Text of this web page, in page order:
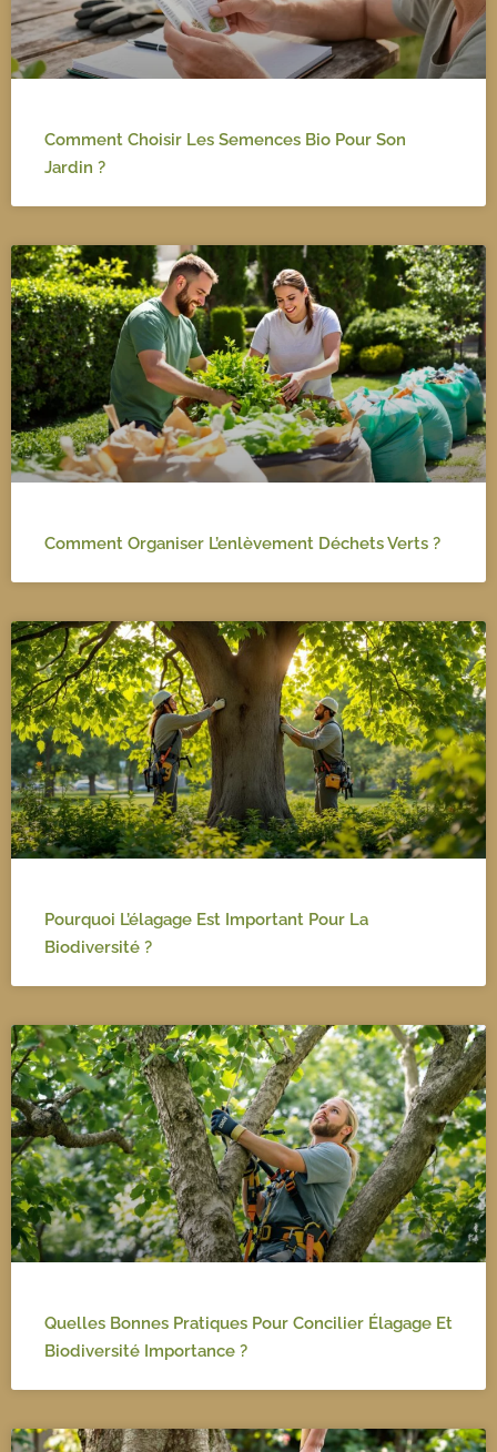
Comment Choisir Les Semences Bio Pour Son
Jardin ?
Comment Organiser L’enlèvement Déchets Verts ?
Pourquoi L’élagage Est Important Pour La
Biodiversité ?
Quelles Bonnes Pratiques Pour Concilier Élagage Et
Biodiversité Importance ?